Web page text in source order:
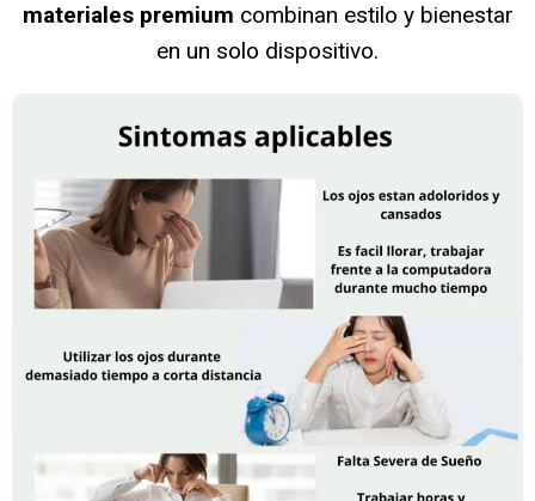
materiales premium combinan estilo y bienestar
en un solo dispositivo.